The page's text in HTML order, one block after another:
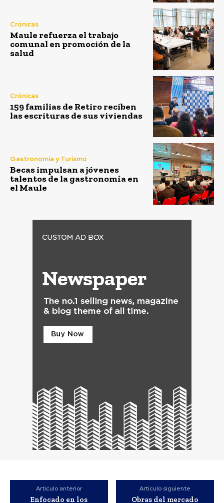
Crónicas
Maule refuerza el trabajo
comunal en promoción de la
salud
Crónicas
159 familias de Retiro reciben
las escrituras de sus viviendas
Gastronomía y Turismo
Becas impulsan a jóvenes
talentos de la gastronomía en
el Maule
Artículo anterior
Enfocado en los
Artículo siguiente
Obras del mercado